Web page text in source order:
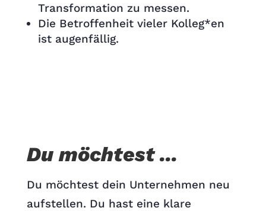
Transformation zu messen.
Die Betroffenheit vieler Kolleg*en
ist augenfällig.
Du möchtest ...
Du möchtest dein Unternehmen neu
aufstellen. Du hast eine klare